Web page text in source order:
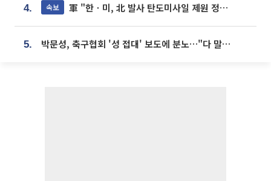
4. 속보 軍 "한ㆍ미, 北 발사 탄도미사일 제원 정밀분석 중"
5. 박문성, 축구협회 '성 접대' 보도에 분노…"다 말아먹으려고 작정했나"